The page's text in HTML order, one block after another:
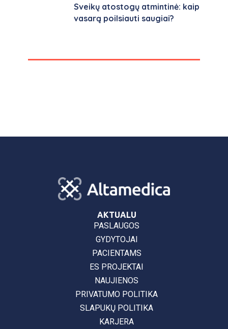
Sveikų atostogų atmintinė: kaip
vasarą poilsiauti saugiai?
AKTUALU
PASLAUGOS
GYDYTOJAI
PACIENTAMS
ES PROJEKTAI
NAUJIENOS
PRIVATUMO POLITIKA
SLAPUKŲ POLITIKA
KARJERA